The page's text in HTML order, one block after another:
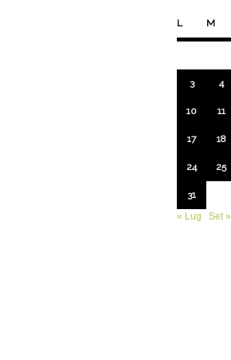
L M
3 4
10 11
17 18
24 25
31
« Lug
Set »